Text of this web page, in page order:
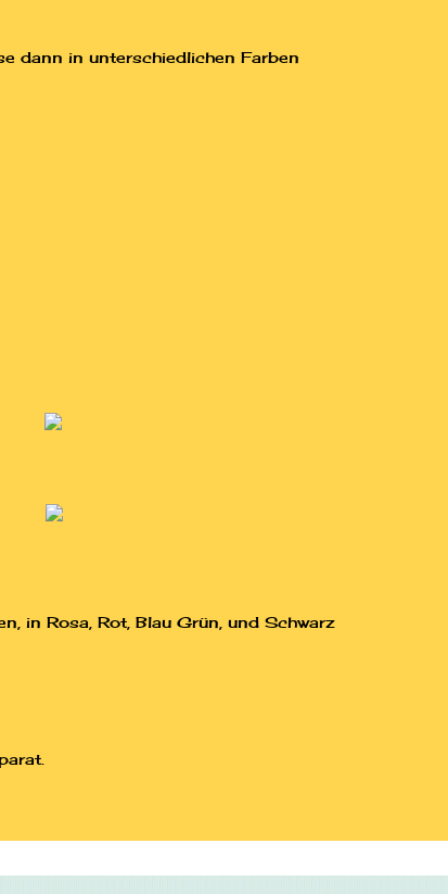
dann in unterschiedlichen Farben
in Rosa, Rot, Blau Grün, und Schwarz